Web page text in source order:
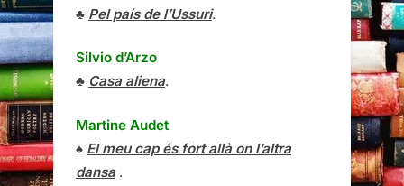
♣ Pel país de l’Ussuri.
Silvio d’Arzo
♣ Casa aliena.
Martine Audet
♠ El meu cap és fort allà on l’altra
dansa.